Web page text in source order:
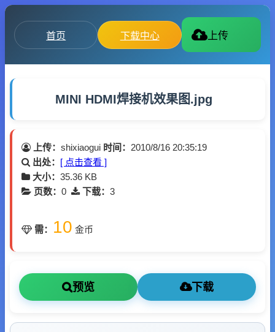
首页 下载中心 上传
MINI HDMI焊接机效果图.jpg
上传： shixiaogui 时间： 2010/8/16 20:35:19
出处： [ 点击查看 ]
大小： 35.36 KB
页数： 0 下载： 3
需： 10 金币
预览 下载